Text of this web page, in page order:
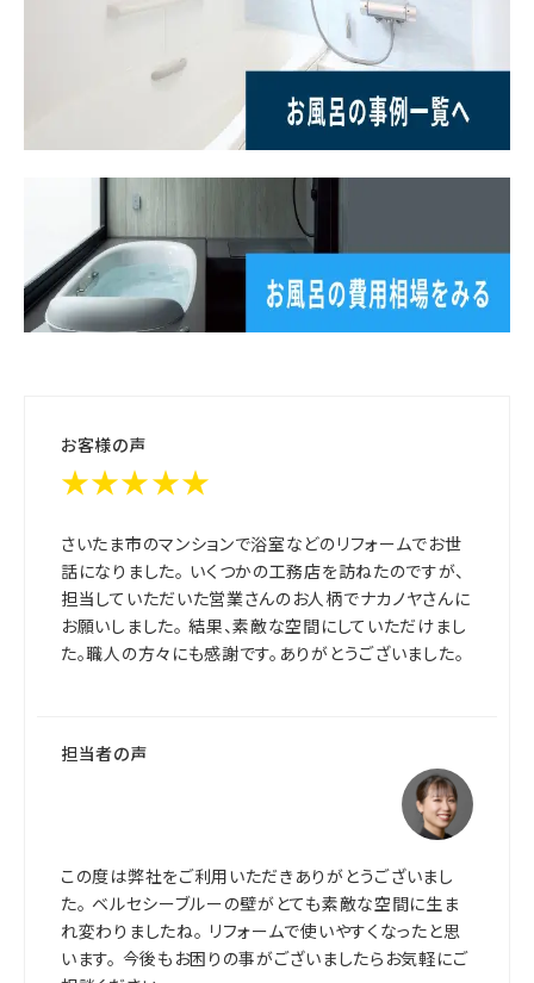
お客様の声
★★★★★
さいたま市のマンションで浴室などのリフォームでお世
話になりました。 いくつかの工務店を訪ねたのですが、
担当していただいた営業さんのお人柄でナカノヤさんに
お願いしました。 結果、素敵な空間にしていただけまし
た。職人の方々にも感謝です。ありがとうございました。
担当者の声
この度は弊社をご利用いただきありがとうございまし
た。 ベルセシーブルーの壁がとても素敵な空間に生ま
れ変わりましたね。 リフォームで使いやすくなったと思
います。 今後もお困りの事がございましたらお気軽にご